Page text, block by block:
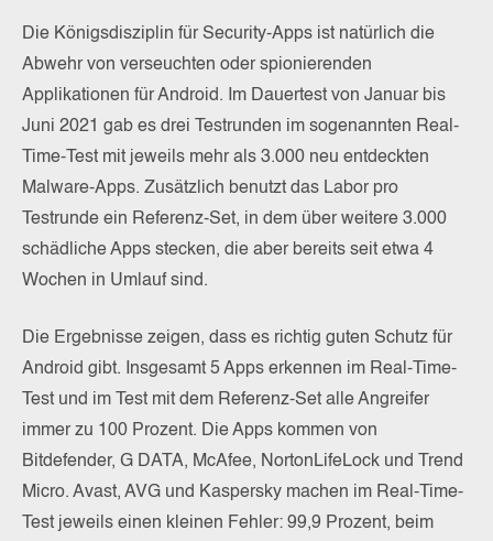
Die Königsdisziplin für Security-Apps ist natürlich die
Abwehr von verseuchten oder spionierenden
Applikationen für Android. Im Dauertest von Januar bis
Juni 2021 gab es drei Testrunden im sogenannten Real-
Time-Test mit jeweils mehr als 3.000 neu entdeckten
Malware-Apps. Zusätzlich benutzt das Labor pro
Testrunde ein Referenz-Set, in dem über weitere 3.000
schädliche Apps stecken, die aber bereits seit etwa 4
Wochen in Umlauf sind.
Die Ergebnisse zeigen, dass es richtig guten Schutz für
Android gibt. Insgesamt 5 Apps erkennen im Real-Time-
Test und im Test mit dem Referenz-Set alle Angreifer
immer zu 100 Prozent. Die Apps kommen von
Bitdefender, G DATA, McAfee, NortonLifeLock und Trend
Micro. Avast, AVG und Kaspersky machen im Real-Time-
Test jeweils einen kleinen Fehler: 99,9 Prozent, beim